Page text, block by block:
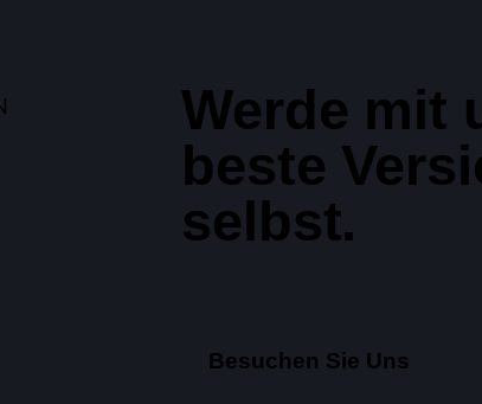
Werde mit
beste
selbst.
Besuchen Sie Uns